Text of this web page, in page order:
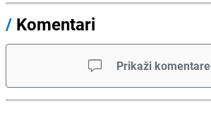
/ Komentari
Prikaži komentare